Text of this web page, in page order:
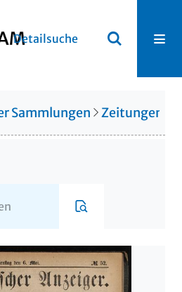
Detailsuche
Sammlungen Zeitungen